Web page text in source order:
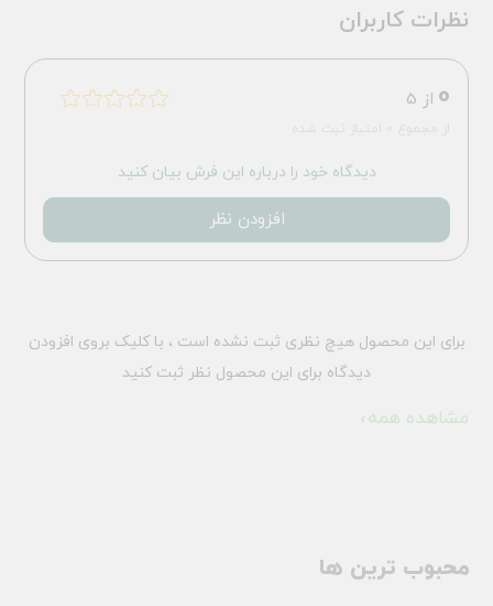
نظرات کاربران
0 از 5
دیدگاه خود را درباره این فرش بیان کنید
افزودن نظر
برای این محصول هیچ نظری ثبت نشده است ، با کلیک بروی افزودن
دیدگاه برای این محصول نظر ثبت کنید
مشاهده همه
محبوب ترین ها